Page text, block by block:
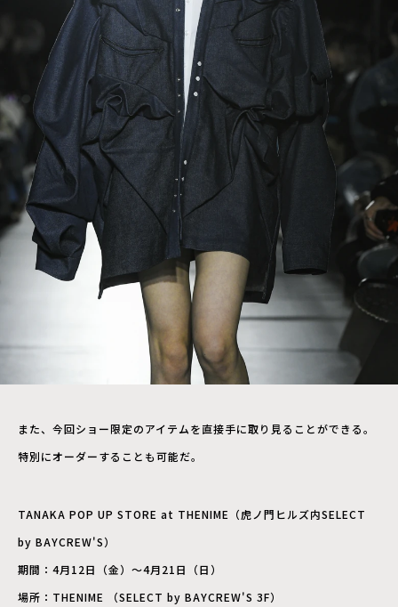
また、今回ショー限定のアイテムを直接手に取り見ることができる。
特別にオーダーすることも可能だ。
TANAKA POP UP STORE at THENIME（虎ノ門ヒルズ内SELECT
by BAYCREW'S）
期間：4月12日（金）～4月21日（日）
場所：THENIME （SELECT by BAYCREW'S 3F）